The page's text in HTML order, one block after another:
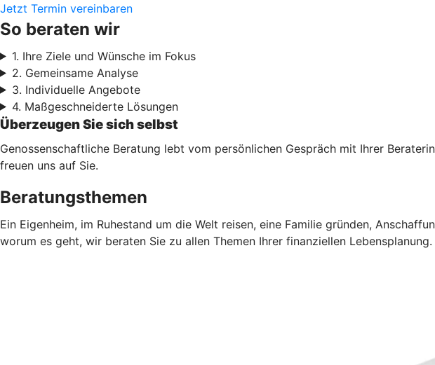
Jetzt Termin vereinbaren
So beraten wir
1. Ihre Ziele und Wünsche im Fokus
2. Gemeinsame Analyse
3. Individuelle Angebote
4. Maßgeschneiderte Lösungen
Überzeugen Sie sich selbst
Genossenschaftliche Beratung lebt vom persönlichen Gespräch mit Ihrer
freuen uns auf Sie.
Beratungsthemen
Ein Eigenheim, im Ruhestand um die Welt reisen, eine Familie gründen,
worum es geht, wir beraten Sie zu allen Themen Ihrer finanziellen Lebensplanung.